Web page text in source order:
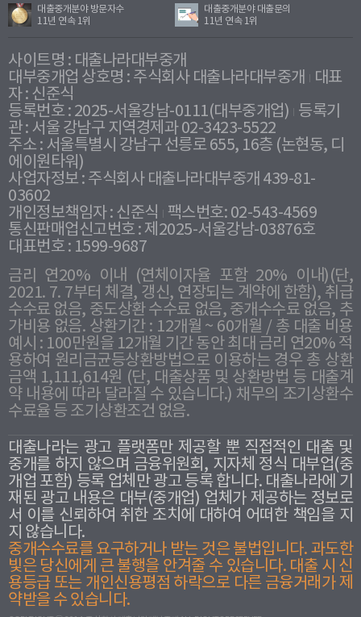
대출중개분야 방문자수
11년 연속 1위
대출중개분야 대출문의
11년 연속 1위
사이트명 : 대출나라대부중개
대부중개업 상호명 : 주식회사 대출나라대부중개
대표
자 : 신준식
등록번호 : 2025-서울강남-0111(대부중개업) 등록기
관 : 서울 강남구 지역경제과 02-3423-5522
주소 : 서울특별시 강남구 선릉로 655, 16층 (논현동, 디
에이원타워)
사업자정보 : 주식회사 대출나라대부중개 439-81-
03602
개인정보책임자 : 신준식
팩스번호: 02-543-4569
통신판매업신고번호 : 제2025-서울강남-03876호
대표번호 : 1599-9687
금리 연20% 이내 (연체이자율 포함 20% 이내)(단,
2021. 7. 7부터 체결, 갱신, 연장되는 계약에 한함), 취급
수수료 없음, 중도상환 수수료 없음, 중개수수료 없음, 추
가비용 없음. 상환기간 : 12개월 ~ 60개월 / 총 대출 비용
예시 : 100만원을 12개월 기간 동안 최대 금리 연20% 적
용하여 원리금균등상환방법으로 이용하는 경우 총 상환
금액 1,111,614원 (단, 대출상품 및 상환방법 등 대출계
약 내용에 따라 달라질 수 있습니다.) 채무의 조기상환수
수료율 등 조기상환조건 없음.
대출나라는 광고 플랫폼만 제공할 뿐 직접적인 대출 및
중개를 하지 않으며 금융위원회, 지자체 정식 대부업(중
개업 포함) 등록 업체만 광고 등록 합니다. 대출나라에 기
재된 광고 내용은 대부(중개업) 업체가 제공하는 정보로
서 이를 신뢰하여 취한 조치에 대하여 어떠한 책임을 지
지 않습니다.
중개수수료를 요구하거나 받는 것은 불법입니다. 과도한
빛은 당신에게 큰 불행을 안겨줄 수 있습니다. 대출 시 신
용등급 또는 개인신용평점 하락으로 다른 금융거래가 제
약받을 수 있습니다.